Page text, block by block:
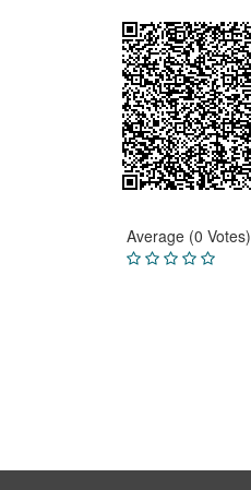
Average (0 Votes)